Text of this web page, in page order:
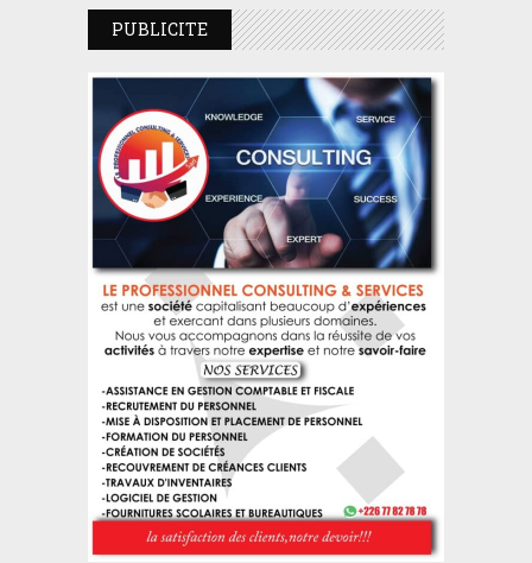
PUBLICITE